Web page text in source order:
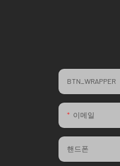
BTN_WRAPPER
이메일
핸드폰